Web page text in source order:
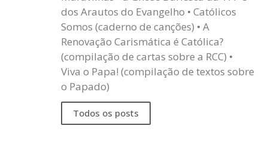
dos Arautos do Evangelho • Católicos
Somos (caderno de canções) • A
Renovação Carismática é Católica?
(compilação de cartas sobre a RCC) •
Viva o Papa! (compilação de textos sobre
o Papado)
Todos os posts